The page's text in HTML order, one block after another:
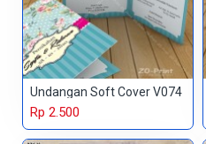
Undangan Soft Cover V074
Rp 2.500